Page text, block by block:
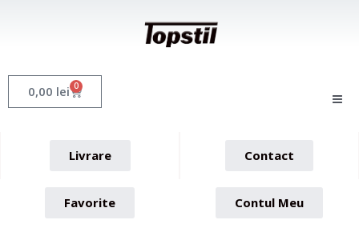
0,00 lei 0 Cart
Livrare Contact
Favorite Contul Meu